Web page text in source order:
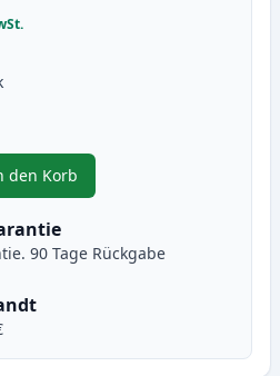
um anzupassen
den Korb
, Canon PG-40 schwarz
90 Tage Rückgabe